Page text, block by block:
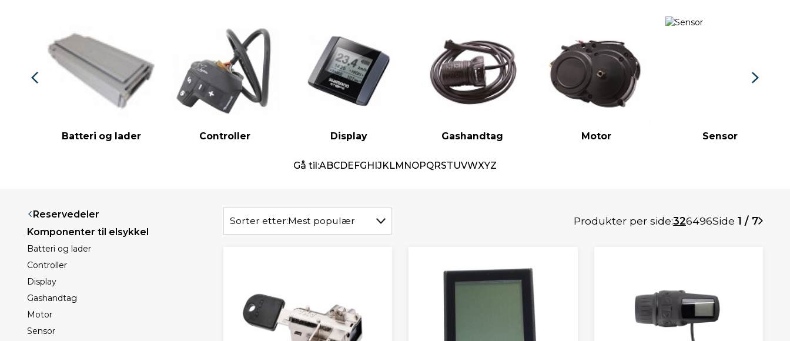
Batteri og lader Controller Display Gashandtag Motor Sensor
Gå til:ABCDEFGHIJKLMNOPQRSTUVWXYZ
Reservedeler
Komponenter til elsykkel
Batteri og lader
Controller
Display
Gashandtag
Motor
Sensor
Sorter etter:Mest populær Produkter per side:326496Side 1 / 7